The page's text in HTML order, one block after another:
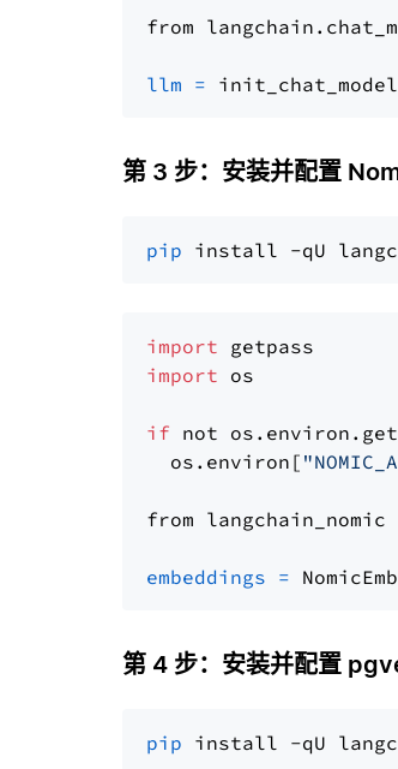
from
llm =
第 3 步：安装并配置
pip
import
import os
if not
  os.environ[
from langchain_nomic
embeddings =
第 4 步：安装并配置
pip